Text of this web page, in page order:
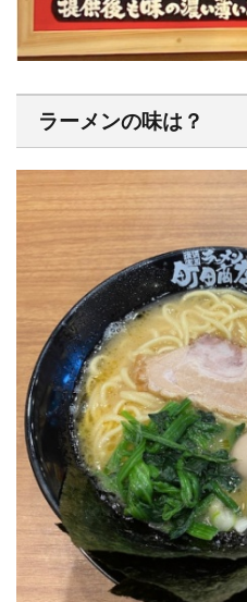
ラーメンの味は？